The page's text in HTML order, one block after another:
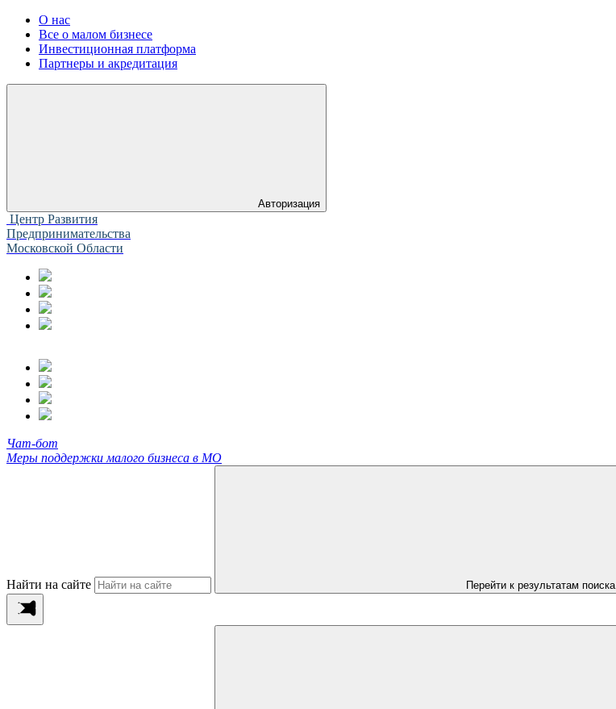
О нас
Все о малом бизнесе
Инвестиционная платформа
Партнеры и акредитация
Авторизация
Центр Развития
Предпринимательства
Московской Области
Чат-бот
Меры поддержки малого бизнеса в МО
Найти на сайте Перейти к результатам поиска